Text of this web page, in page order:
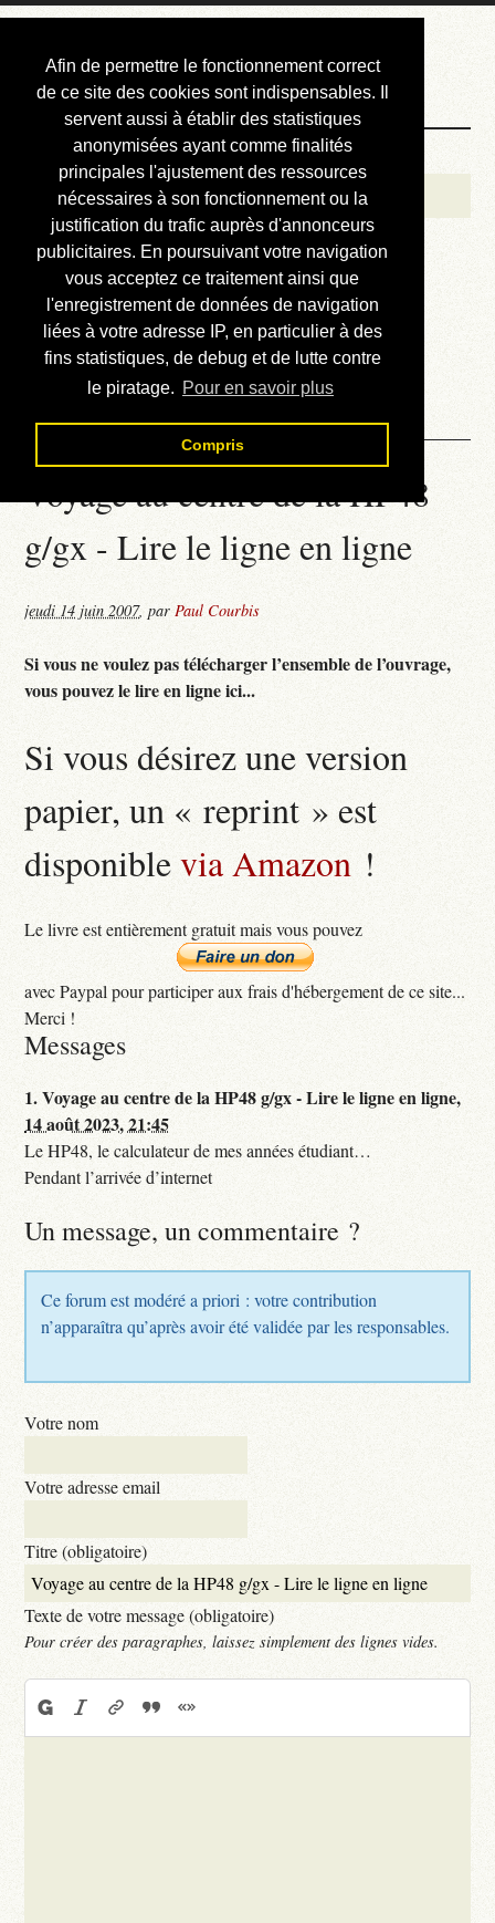
Afin de permettre le fonctionnement correct
de ce site des cookies sont indispensables. Il
servent aussi à établir des statistiques
anonymisées ayant comme finalités
principales l'ajustement des ressources
nécessaires à son fonctionnement ou la
justification du trafic auprès d'annonceurs
publicitaires. En poursuivant votre navigation
vous acceptez ce traitement ainsi que
l'enregistrement de données de navigation
liées à votre adresse IP, en particulier à des
fins statistiques, de debug et de lutte contre
le piratage. Pour en savoir plus
Compris
Courbis, « LE »
Blog Officiel
Bienvenue
Réalisations
Divers (et d’été)
Annonces
Liens externes
Téléchargement
Contact
Voyage au centre de la HP48
g/gx - Lire le ligne en ligne
jeudi 14 juin 2007,parPaul Courbis
Si vous ne voulez pas télécharger l’ensemble de l’ouvrage,
vous pouvez le lire en ligne ici...
Si vous désirez une version
papier, un « reprint » est
disponiblevia Amazon !
Le livre est entièrement gratuit mais vous pouvez
avec Paypal pour participer aux frais d'hébergement de ce site...
Merci !
Messages
1.Voyage au centre de la HP48 g/gx - Lire le ligne en ligne,
14 août 2023, 21:45
Le HP48, le calculateur de mes années étudiant…
Pendant l’arrivée d’internet
Un message, un commentaire ?
Ce forum est modéré a priori : votre contribution
n’apparaîtra qu’après avoir été validée par les responsables.
Votre nom
Votre adresse email
Titre (obligatoire)
Texte de votre message (obligatoire)
Pour créer des paragraphes, laissez simplement des lignes vides.